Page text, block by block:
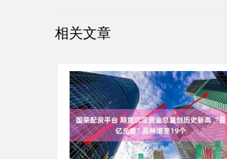
相关文章